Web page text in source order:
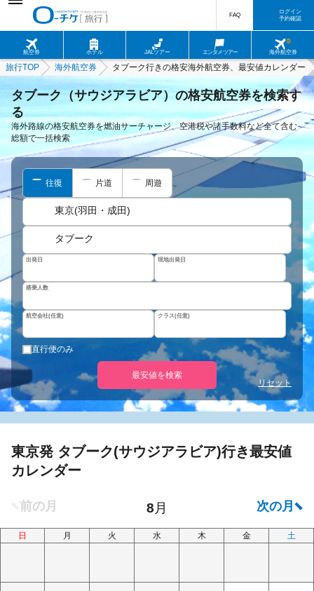
航空券 ホテル JALツアー エンタメツアー 海外航空券
FAQ
ログイン
予約確認
旅行TOP 海外航空券 タブーク行きの格安海外航空券、最安値カレンダー
タブーク（サウジアラビア）の格安航空券を検索す
る
海外路線の格安航空券を燃油サーチャージ、空港税や諸手数料など全て含む
総額で一括検索
往復 片道 周遊
東京(羽田・成田)
タブーク
出発日 現地出発日
搭乗人数
航空会社(任意) クラス(任意)
直行便のみ
最安値を検索
リセット
東京発 タブーク(サウジアラビア)行き最安値
カレンダー
日 月 火 水 木 金 土